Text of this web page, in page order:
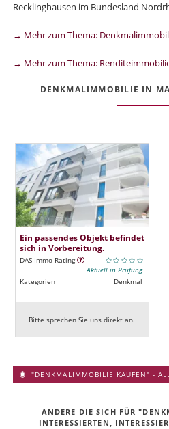
Recklinghausen im Bundesland
→ Mehr zum Thema:
→ Mehr zum Thema:
DENKMALIMMOBILIE IN
Ein passendes Objekt befindet
sich in Vorbereitung.
DAS Immo Rating
Aktuell in Prüfung
Kategorien
Denkmal
Bitte sprechen Sie uns direkt an.
"DENKMALIMMOBILIE KAUFEN" -
ANDERE DIE SICH FÜR
INTERESSIERTEN,